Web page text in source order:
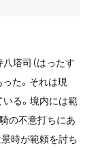
塔司（はったす
た。それは現
る。境内には範
の不意打ちにあ
時が範頼を討ち